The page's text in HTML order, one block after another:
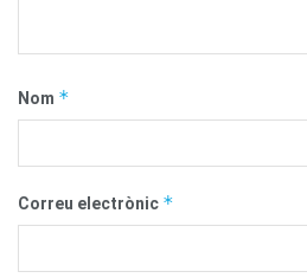
Nom *
Correu electrònic *